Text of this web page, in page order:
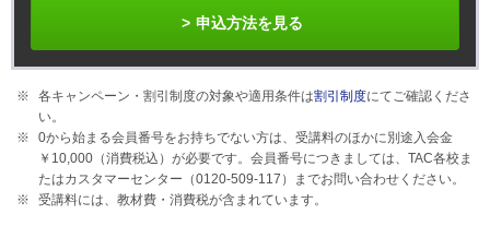
申込方法を見る
各キャンペーン・割引制度の対象や適用条件は割引制度にてご確認くださ
い。
0から始まる会員番号をお持ちでない方は、受講料のほかに別途入会金
￥10,000（消費税込）が必要です。会員番号につきましては、TAC各校ま
たはカスタマーセンター（0120-509-117）までお問い合わせください。
受講料には、教材費・消費税が含まれています。